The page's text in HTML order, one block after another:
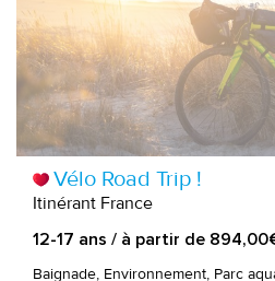
Vélo Road Trip !
Itinérant France
12-17 ans / à partir de
Baignade, Environnement, Parc